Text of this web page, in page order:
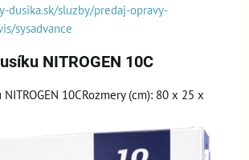
dusika.sk/sluzby/predaj-opravy-
sysadvance
NITROGEN 10C
10CRozmery (cm): 80 x 25 x